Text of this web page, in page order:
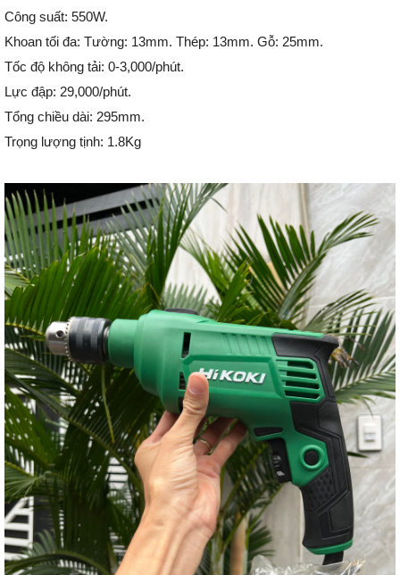
Công suất: 550W.
Khoan tối đa: Tường: 13mm. Thép: 13mm. Gỗ: 25mm.
Tốc độ không tải: 0-3,000/phút.
Lực đập: 29,000/phút.
Tổng chiều dài: 295mm.
Trọng lượng tịnh: 1.8Kg